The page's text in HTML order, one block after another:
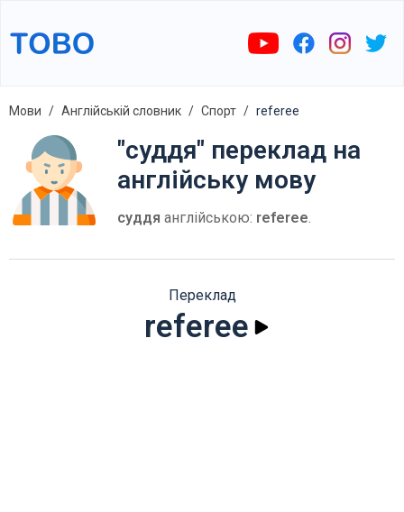
Мови Англійській словник Спорт referee
"суддя" переклад на
англійську мову
суддя англійською: referee.
Переклад
referee